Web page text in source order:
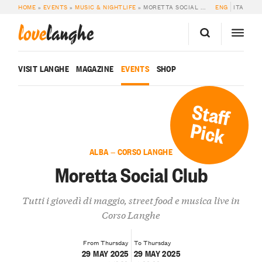
HOME » EVENTS »MUSIC & NIGHTLIFE » MORETTA SOCIAL CLUB ENG ITA
lovelanghe
VISIT LANGHE MAGAZINE EVENTS SHOP
Staff
Pick
ALBA — CORSO LANGHE
Moretta Social Club
Tutti i giovedì di maggio, street food e musica live in
Corso Langhe
From Thursday
29 MAY 2025
To Thursday
29 MAY 2025